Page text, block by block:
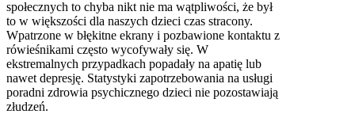
społecznych to chyba nikt nie ma wątpliwości, że był
to w większości dla naszych dzieci czas stracony.
Wpatrzone w błękitne ekrany i pozbawione kontaktu z
rówieśnikami często wycofywały się. W
ekstremalnych przypadkach popadały na apatię lub
nawet depresję. Statystyki zapotrzebowania na usługi
poradni zdrowia psychicznego dzieci nie pozostawiają
złudzeń.